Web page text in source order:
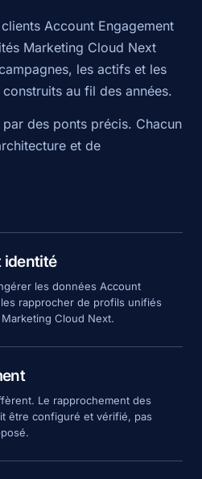
Account Engagement
Marketing Cloud Next
les actifs et les
au fil des années.
des ponts précis. Chacun
et de
identité
les données Account
rapprocher de profils unifiés
Cloud Next.
Le rapprochement des
être configuré et vérifié, pas